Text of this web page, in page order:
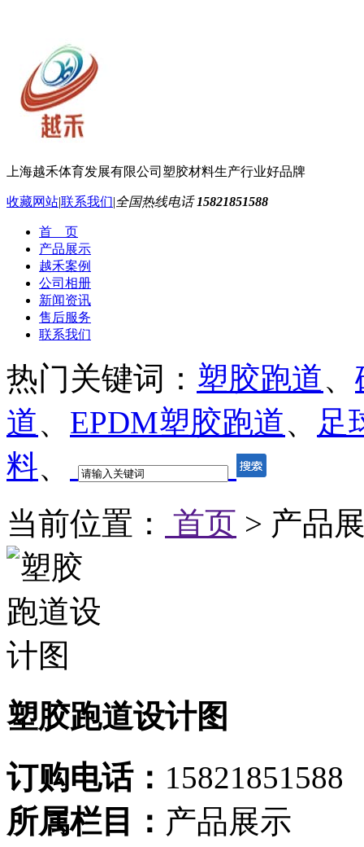
上海越禾体育发展有限公司 塑胶材料生产行业好品牌
收藏网站|联系我们|全国热线电话15821851588
首 页
产品展示
越禾案例
公司相册
新闻资讯
售后服务
联系我们
热门关键词： 塑胶跑道、
道、 EPDM塑胶跑道、 足
料、
当前位置：
首页 > 产品
塑胶跑道设计图
订购电话： 15821851588
所属栏目： 产品展示